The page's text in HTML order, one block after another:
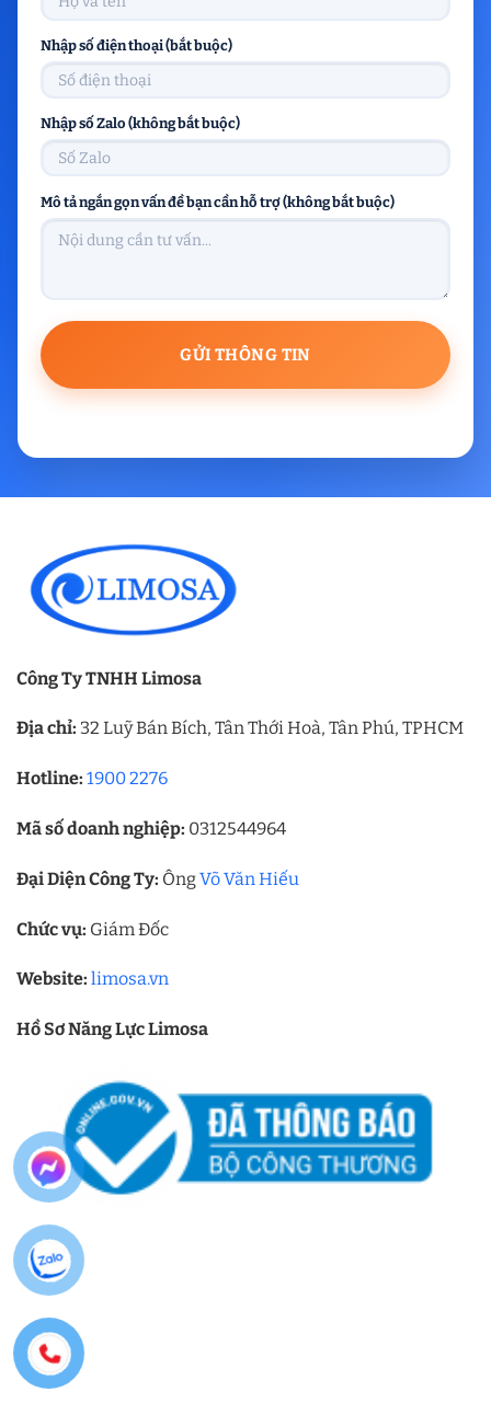
Nhập số điện thoại (bắt buộc)
Nhập số Zalo (không bắt buộc)
Mô tả ngắn gọn vấn đề bạn cần hỗ trợ (không bắt buộc)
Công Ty TNHH Limosa
Địa chỉ: 32 Luỹ Bán Bích, Tân Thới Hoà, Tân Phú, TPHCM
Hotline: 1900 2276
Mã số doanh nghiệp: 0312544964
Đại Diện Công Ty: ÔngVõ Văn Hiếu
Chức vụ: Giám Đốc
Website: limosa.vn
Hồ Sơ Năng Lực Limosa